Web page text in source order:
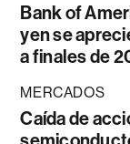
Bank of
yen se
a finales de
MERCADOS
Caída de